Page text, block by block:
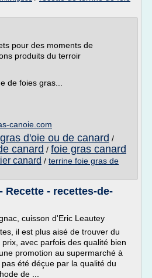
pour des moments de
produits du terroir
de foies gras...
canoie.com
d'oie ou de canard /
canard / foie gras canard
canard / terrine foie gras de
Recette - recettes-de-
cuisson d'Eric Leautey
il est plus aisé de trouver du
avec parfois des qualité bien
promotion au supermarché à
été déçue par la qualité du
de ...